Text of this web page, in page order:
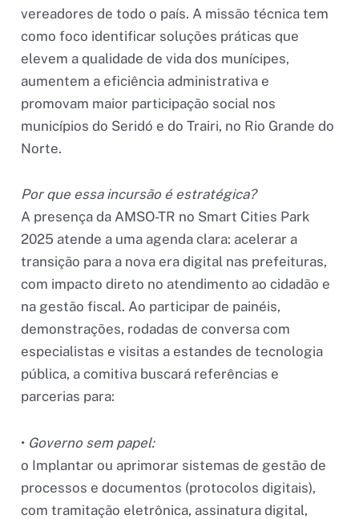
vereadores de todo o país. A missão técnica tem
como foco identificar soluções práticas que
elevem a qualidade de vida dos munícipes,
aumentem a eficiência administrativa e
promovam maior participação social nos
municípios do Seridó e do Trairi, no Rio Grande do
Norte.
Por que essa incursão é estratégica?
A presença da AMSO-TR no Smart Cities Park
2025 atende a uma agenda clara: acelerar a
transição para a nova era digital nas prefeituras,
com impacto direto no atendimento ao cidadão e
na gestão fiscal. Ao participar de painéis,
demonstrações, rodadas de conversa com
especialistas e visitas a estandes de tecnologia
pública, a comitiva buscará referências e
parcerias para:
• Governo sem papel:
o Implantar ou aprimorar sistemas de gestão de
processos e documentos (protocolos digitais),
com tramitação eletrônica, assinatura digital,